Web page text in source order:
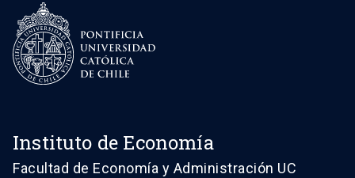
Instituto de Economía
Facultad de Economía y Administración UC